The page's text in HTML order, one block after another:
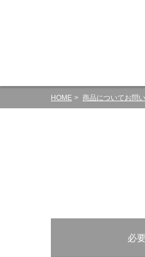
HOME 商品についてお問
必